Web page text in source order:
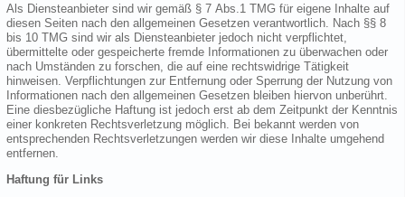
Als Diensteanbieter sind wir gemäß § 7 Abs.1 TMG für eigene Inhalte auf
diesen Seiten nach den allgemeinen Gesetzen verantwortlich. Nach §§ 8
bis 10 TMG sind wir als Diensteanbieter jedoch nicht verpflichtet,
übermittelte oder gespeicherte fremde Informationen zu überwachen oder
nach Umständen zu forschen, die auf eine rechtswidrige Tätigkeit
hinweisen. Verpflichtungen zur Entfernung oder Sperrung der Nutzung von
Informationen nach den allgemeinen Gesetzen bleiben hiervon unberührt.
Eine diesbezügliche Haftung ist jedoch erst ab dem Zeitpunkt der Kenntnis
einer konkreten Rechtsverletzung möglich. Bei bekannt werden von
entsprechenden Rechtsverletzungen werden wir diese Inhalte umgehend
entfernen.
Haftung für Links